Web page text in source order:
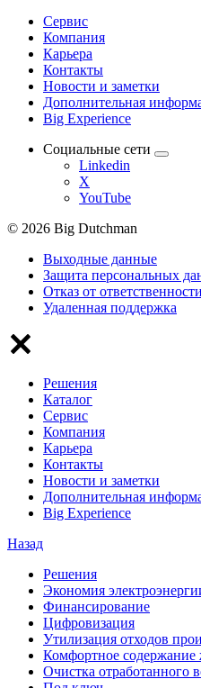
Сервис
Компания
Карьера
Контакты
Новости и заметки
Дополнительная
Big Experience
Социальные сети
Linkedin
X
YouTube
© 2026 Big Dutchman
Выходные данные
Защита персональных
Отказ от ответственности
Удаленная поддержка
Решения
Каталог
Сервис
Компания
Карьера
Контакты
Новости и заметки
Дополнительная
Big Experience
Назад
Решения
Экономия
Финансирование
Цифровизация
Утилизация отходов
Комфортное
Очистка отработанного